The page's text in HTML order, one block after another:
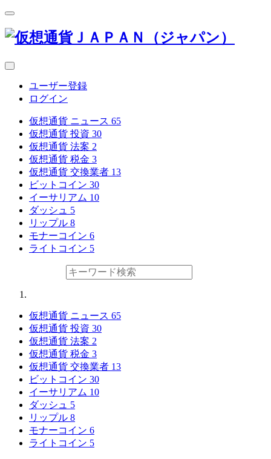
ユーザー登録
ログイン
仮想通貨 ニュース 65
仮想通貨 投資 30
仮想通貨 法案 2
仮想通貨 税金 3
仮想通貨 交換業者 13
ビットコイン 30
イーサリアム 10
ダッシュ 5
リップル 8
モナーコイン 6
ライトコイン 5
仮想通貨 ニュース 65
仮想通貨 投資 30
仮想通貨 法案 2
仮想通貨 税金 3
仮想通貨 交換業者 13
ビットコイン 30
イーサリアム 10
ダッシュ 5
リップル 8
モナーコイン 6
ライトコイン 5